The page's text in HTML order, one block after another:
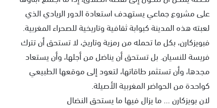
على مشروع جماعي يستهدف استعادة الدور الريادي الذي
لعبته هذه المدينة كبوابة ثقافية وتاريخية للصحراء المغربية.
فبويزكارن، بكل ما تحمله من رمزية وتاريخ، لا تستحق أن تترك
فريسة للنسيان. بل تستحق أن يناضل من أجلها، وأن يستعاد
مجدها، وأن تستثمر طاقاتها، لتعود إلى موقعها الطبيعي
كواحدة من الحواضر المغربية الأصيلة.
لان بويزكارن … ما يزال فيها ما يستحق النضال